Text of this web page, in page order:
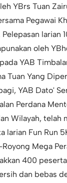
YBrs Tuan
Pegawai
larian
oleh
YAB
Tuan Yang
YAB Dato'
Perdana
Wilayah, telah
larian Fun Run
Mega
400
dan bebas